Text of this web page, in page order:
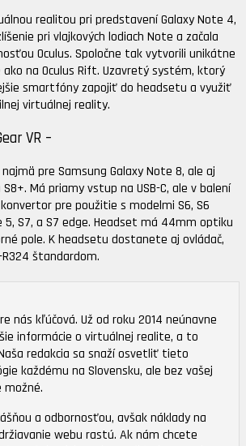
realitou pri predstavení Galaxy Note 4,
pri vlajkových lodiach Note a začala
Oculus. Spoločne tak vytvorili unikátne
ako na Oculus Rift. Uzavretý systém, ktorý
smartfóny zapojiť do headsetu a využiť
virtuálnej reality.
VR –
pre Samsung Galaxy Note 8, ale aj
Má priamy vstup na USB-C, ale v balení
pre použitie s modelmi S6, S6
5, S7, a S7 edge. Headset má 44mm optiku
pole. K headsetu dostanete aj ovládač,
štandardom.
nás kľúčová. Už od roku 2014 neúnavne
informácie o virtuálnej realite, a to
redakcia sa snaží osvetliť tieto
každému na Slovensku, ale bez vašej
možné.
a odbornosťou, avšak náklady na
webu rastú. Ak nám chcete